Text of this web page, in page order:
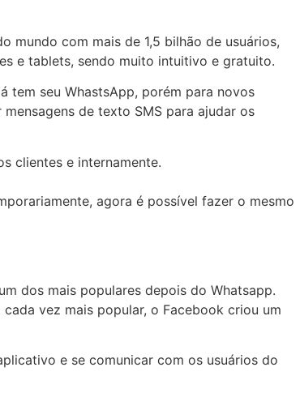
mundo com mais de 1,5 bilhão de usuários,
e tablets, sendo muito intuitivo e gratuito.
tem seu WhastsApp, porém para novos
de texto SMS para ajudar os
clientes e internamente.
agora é possível fazer o mesmo
dos mais populares depois do Whatsapp.
vez mais popular, o Facebook criou um
e se comunicar com os usuários do